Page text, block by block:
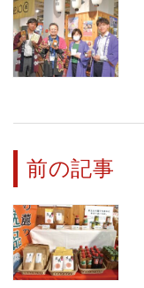
前の記事